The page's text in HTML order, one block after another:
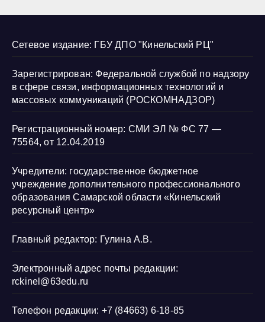
Сетевое издание: ГБУ ДПО "Кинельский РЦ"
Зарегистрирован: Федеральной службой по надзору
в сфере связи, информационных технологий и
массовых коммуникаций (РОСКОМНАДЗОР)
Регистрационный номер: СМИ ЭЛ № ФС 77 —
75564, от 12.04.2019
Учредители: государственное бюджетное
учреждение дополнительного профессионального
образования Самарской области «Кинельский
ресурсный центр»
Главный редактор: Гулина А.В.
Электронный адрес почты редакции:
rckinel@63edu.ru
Телефон редакции: +7 (84663) 6-18-85